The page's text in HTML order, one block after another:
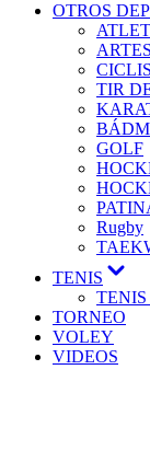
OTROS
TIR
GOLF
Rugby
TENIS
TENIS
TORNEO
VOLEY
VIDEOS